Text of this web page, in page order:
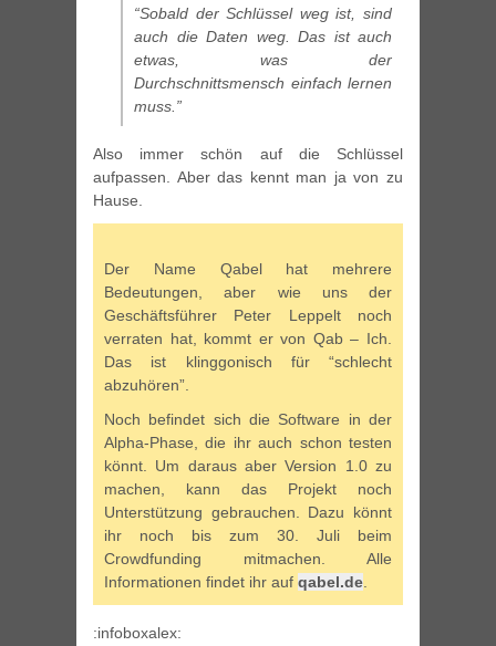
“Sobald der Schlüssel weg ist, sind
auch die Daten weg. Das ist auch
etwas, was der
Durchschnittsmensch einfach lernen
muss.”
Also immer schön auf die Schlüssel
aufpassen. Aber das kennt man ja von zu
Hause.
Der Name Qabel hat mehrere
Bedeutungen, aber wie uns der
Geschäftsführer Peter Leppelt noch
verraten hat, kommt er von Qab – Ich.
Das ist klinggonisch für “schlecht
abzuhören”.
Noch befindet sich die Software in der
Alpha-Phase, die ihr auch schon testen
könnt. Um daraus aber Version 1.0 zu
machen, kann das Projekt noch
Unterstützung gebrauchen. Dazu könnt
ihr noch bis zum 30. Juli beim
Crowdfunding mitmachen. Alle
Informationen findet ihr auf qabel.de.
:infoboxalex: